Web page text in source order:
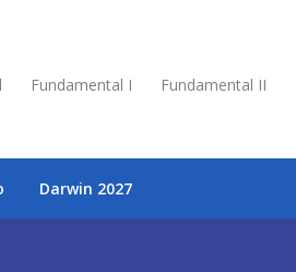
Fundamental I Fundamental II
Darwin 2027